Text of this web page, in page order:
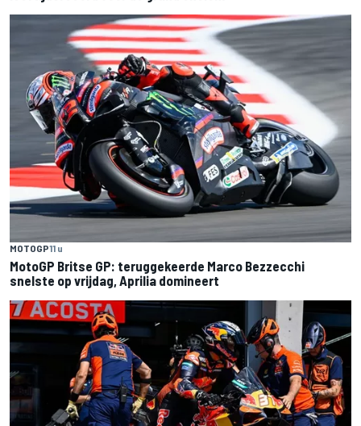
MOTOGP11 u
MotoGP Britse GP: teruggekeerde Marco Bezzecchi
snelste op vrijdag, Aprilia domineert